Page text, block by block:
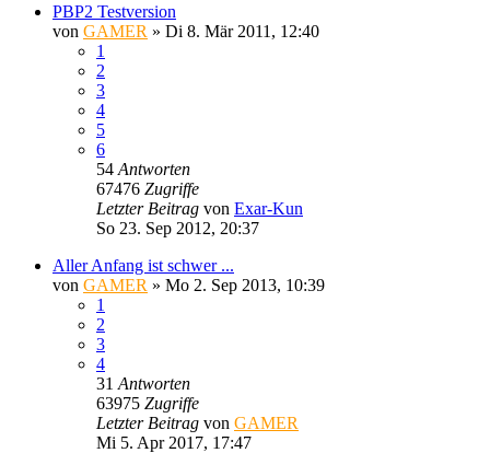
PBP2 Testversion
von GAMER » Di 8. Mär 2011, 12:40
1
2
3
4
5
6
54 Antworten
67476 Zugriffe
Letzter Beitrag von Exar-Kun
So 23. Sep 2012, 20:37
Aller Anfang ist schwer ...
von GAMER » Mo 2. Sep 2013, 10:39
1
2
3
4
31 Antworten
63975 Zugriffe
Letzter Beitrag von GAMER
Mi 5. Apr 2017, 17:47